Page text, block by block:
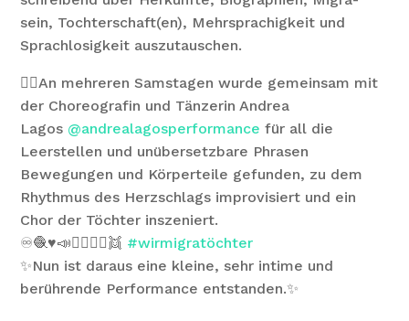
sein, Tochterschaft(en), Mehrsprachigkeit und
Sprachlosigkeit auszutauschen.
🤸‍♀️An mehreren Samstagen wurde gemeinsam mit
der Choreografin und Tänzerin Andrea
Lagos @andrealagosperformance für all die
Leerstellen und unübersetzbare Phrasen
Bewegungen und Körperteile gefunden, zu dem
Rhythmus des Herzschlags improvisiert und ein
Chor der Töchter inszeniert.
♾️🧶♥️📣👯‍♀️👯‍♂️👯 #wirmigratöchter
✨Nun ist daraus eine kleine, sehr intime und
berührende Performance entstanden.✨